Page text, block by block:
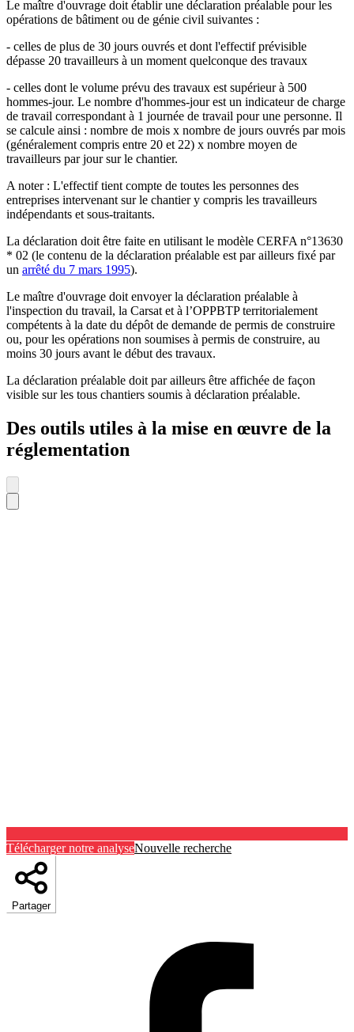
Le maître d'ouvrage doit établir une déclaration préalable pour les
opérations de bâtiment ou de génie civil suivantes :
- celles de plus de 30 jours ouvrés et dont l'effectif prévisible
dépasse 20 travailleurs à un moment quelconque des travaux
- celles dont le volume prévu des travaux est supérieur à 500
hommes-jour. Le nombre d'hommes-jour est un indicateur de charge
de travail correspondant à 1 journée de travail pour une personne. Il
se calcule ainsi : nombre de mois x nombre de jours ouvrés par mois
(généralement compris entre 20 et 22) x nombre moyen de
travailleurs par jour sur le chantier.
A noter : L'effectif tient compte de toutes les personnes des
entreprises intervenant sur le chantier y compris les travailleurs
indépendants et sous-traitants.
La déclaration doit être faite en utilisant le modèle CERFA n°13630
* 02 (le contenu de la déclaration préalable est par ailleurs fixé par
un arrêté du 7 mars 1995).
Le maître d'ouvrage doit envoyer la déclaration préalable à
l'inspection du travail, la Carsat et à l’OPPBTP territorialement
compétents à la date du dépôt de demande de permis de construire
ou, pour les opérations non soumises à permis de construire, au
moins 30 jours avant le début des travaux.
La déclaration préalable doit par ailleurs être affichée de façon
visible sur les tous chantiers soumis à déclaration préalable.
Des outils utiles à la mise en œuvre de la
réglementation
Télécharger notre analyseNouvelle recherche
Partager